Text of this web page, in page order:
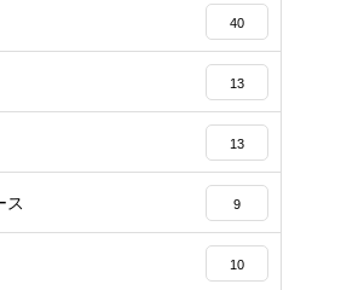
40
13
13
ス 9
10